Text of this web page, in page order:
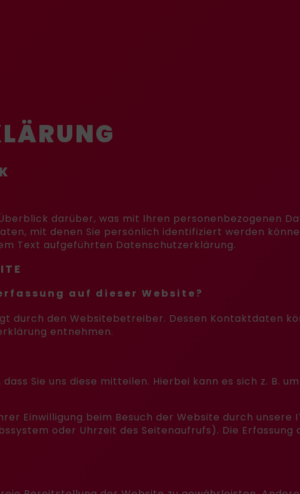
darüber, was mit Ihren personenbezogenen
mit denen Sie persönlich identifiziert werden
Text aufgeführten Datenschutzerklärung.
auf dieser Website?
durch den Websitebetreiber. Dessen Kontaktdaten
entnehmen.
Sie uns diese mitteilen. Hierbei kann es sich z. B.
Einwilligung beim Besuch der Website durch unsere
oder Uhrzeit des Seitenaufrufs). Die